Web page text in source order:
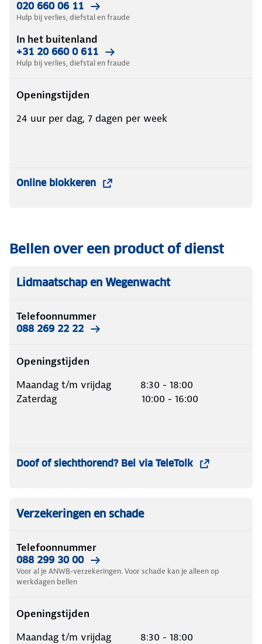
020 660 06 11
Hulp bij verlies, diefstal en fraude
In het buitenland
+31 20 660 0 611
Hulp bij verlies, diefstal en fraude
Openingstijden
24 uur per dag, 7 dagen per week
Online blokkeren
Bellen over een product of dienst
Lidmaatschap en Wegenwacht
Telefoonnummer
088 269 22 22
Openingstijden
Maandag t/m vrijdag 8:30 - 18:00
Zaterdag 10:00 - 16:00
Doof of slechthorend? Bel via TeleTolk
Verzekeringen en schade
Telefoonnummer
088 299 30 00
Voor al je ANWB-verzekeringen. Voor schade kan je alleen op
werkdagen bellen
Openingstijden
Maandag t/m vrijdag 8:30 - 18:00